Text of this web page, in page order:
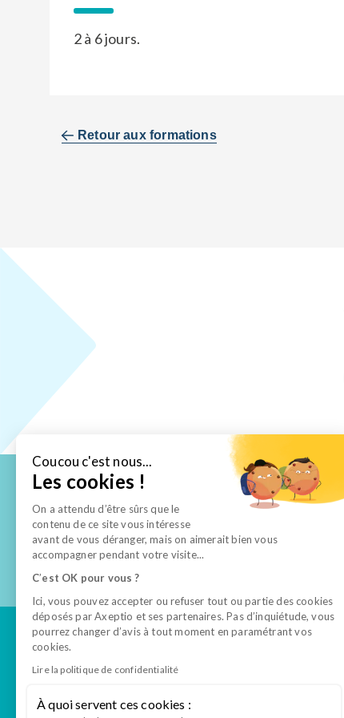
Coucou c'est nous...
Les cookies !
On a attendu d’être sûrs que le
contenu de ce site vous intéresse
avant de vous déranger, mais on aimerait bien vous
accompagner pendant votre visite...
C’est OK pour vous ?
Ici, vous pouvez accepter ou refuser tout ou partie des cookies
déposés par Axeptio et ses partenaires. Pas d’inquiétude, vous
pourrez changer d’avis à tout moment en paramétrant vos
cookies.
Lire la politique de confidentialité
À quoi servent ces cookies :
2 à 6 jours.
Retour aux formations